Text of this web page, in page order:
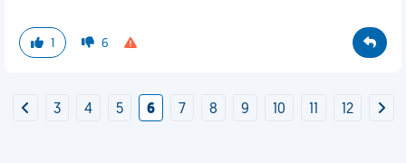
1 6
3 4 5 6 7 8 9 10 12